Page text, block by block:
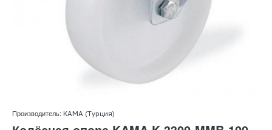
Производитель: KAMA (Турция)